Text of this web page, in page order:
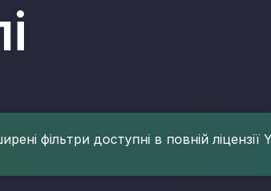
фільтри доступні в повній ліцензії